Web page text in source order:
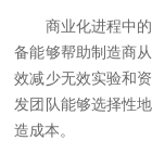
商业化进程中的
备能够帮助制造商
效减少无效实验和
发团队能够选择性
造成本。